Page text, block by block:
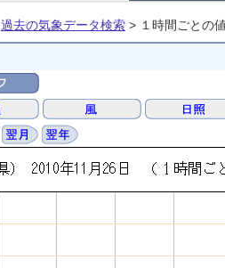
過去の気象データ検索 > １時間ごとの